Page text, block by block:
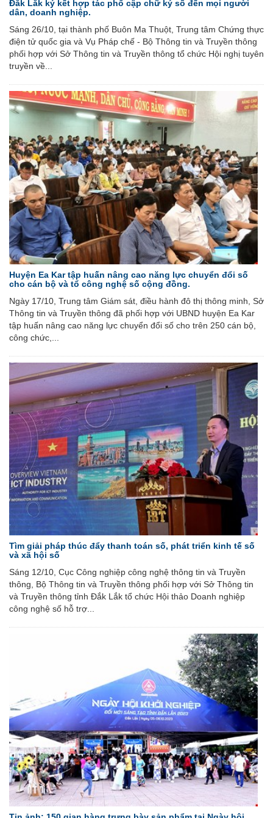
Đắk Lắk ký kết hợp tác phổ cập chữ ký số đến mọi người
dân, doanh nghiệp.
Sáng 26/10, tại thành phố Buôn Ma Thuột, Trung tâm Chứng thực
điện tử quốc gia và Vụ Pháp chế - Bộ Thông tin và Truyền thông
phối hợp với Sở Thông tin và Truyền thông tổ chức Hội nghị tuyên
truyền về...
Huyện Ea Kar tập huấn nâng cao năng lực chuyển đổi số
cho cán bộ và tổ công nghệ số cộng đồng.
Ngày 17/10, Trung tâm Giám sát, điều hành đô thị thông minh, Sở
Thông tin và Truyền thông đã phối hợp với UBND huyện Ea Kar
tập huấn nâng cao năng lực chuyển đổi số cho trên 250 cán bộ,
công chức,...
Tìm giải pháp thúc đẩy thanh toán số, phát triển kinh tế số
và xã hội số
Sáng 12/10, Cục Công nghiệp công nghệ thông tin và Truyền
thông, Bộ Thông tin và Truyền thông phối hợp với Sở Thông tin
và Truyền thông tỉnh Đắk Lắk tổ chức Hội thảo Doanh nghiệp
công nghệ số hỗ trợ...